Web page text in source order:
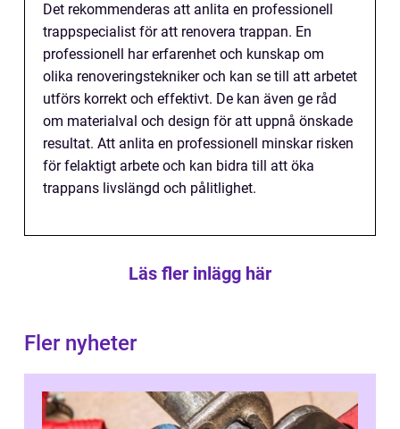
Det rekommenderas att anlita en professionell
trappspecialist för att renovera trappan. En
professionell har erfarenhet och kunskap om
olika renoveringstekniker och kan se till att arbetet
utförs korrekt och effektivt. De kan även ge råd
om materialval och design för att uppnå önskade
resultat. Att anlita en professionell minskar risken
för felaktigt arbete och kan bidra till att öka
trappans livslängd och pålitlighet.
Läs fler inlägg här
Fler nyheter